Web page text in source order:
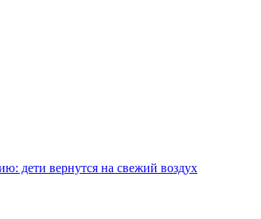
дети вернутся на свежий воздух